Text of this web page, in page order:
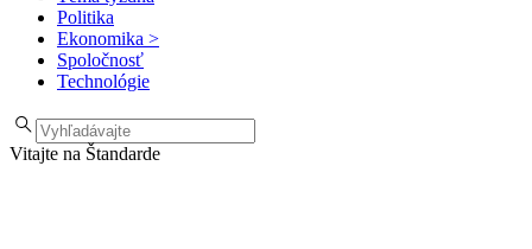
Politika
Ekonomika >
Spoločnosť
Technológie
Vitajte na Štandarde